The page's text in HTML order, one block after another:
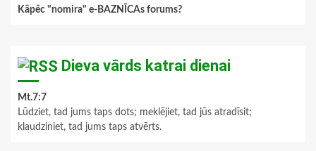
Kāpēc "nomira" e-BAZNĪCAs forums?
Dieva vārds katrai dienai
Mt.7:7
Lūdziet, tad jums taps dots; meklējiet, tad jūs atradīsit;
klaudziniet, tad jums taps atvērts.